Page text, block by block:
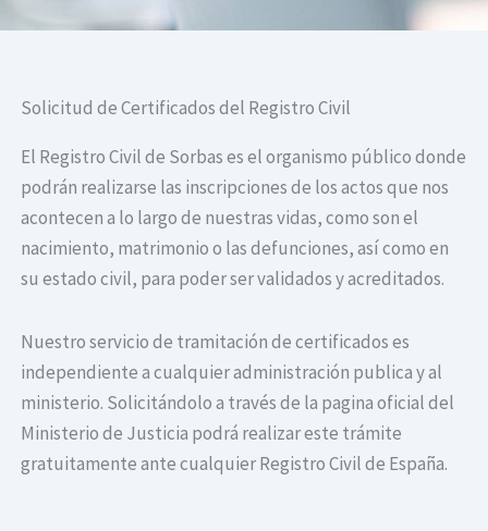
Solicitud de Certificados del Registro Civil
El Registro Civil de Sorbas es el organismo público donde
podrán realizarse las inscripciones de los actos que nos
acontecen a lo largo de nuestras vidas, como son el
nacimiento, matrimonio o las defunciones, así como en
su estado civil, para poder ser validados y acreditados.
Nuestro servicio de tramitación de certificados es
independiente a cualquier administración publica y al
ministerio. Solicitándolo a través de la pagina oficial del
Ministerio de Justicia podrá realizar este trámite
gratuitamente ante cualquier Registro Civil de España.